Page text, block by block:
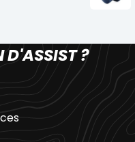
D'ASSIST ?